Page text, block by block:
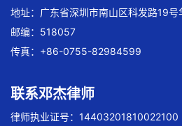
地址：广东省深圳市南山区科发路19
邮编：518057
传真：+86-0755-82984599
联系邓杰律师
律师执业证号：14403201810022100